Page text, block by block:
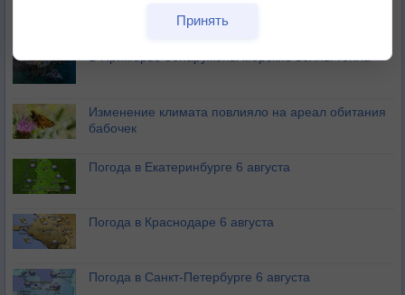
В Приморье обнаружены морские волны тепла
Изменение климата повлияло на ареал обитания
бабочек
Погода в Екатеринбурге 6 августа
Погода в Краснодаре 6 августа
Погода в Санкт-Петербурге 6 августа
Принять